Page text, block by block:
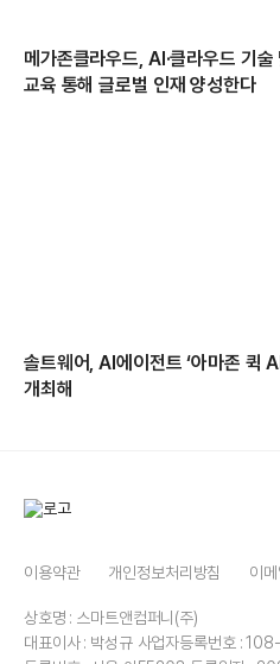
메가존클라우드, AI·클라우드 기술
교육 통해 글로벌 인재 양성한다
솔트웨어, AI에이전트 ‘아마존 퀵
개최해
이용약관 개인정보처리방침 이
상호명 : 스마트앤컴퍼니(주)
대표이사 : 박성규 사업자등록번호 :